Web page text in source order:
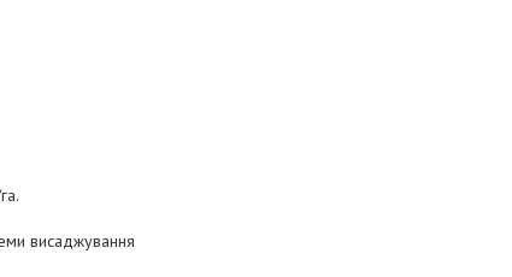
висаджування